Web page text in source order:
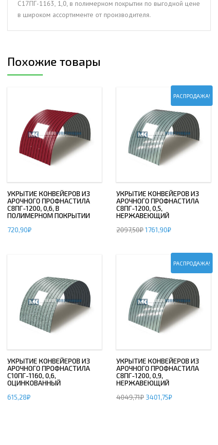
покрытии
С17ПГ-1163, 1,0, в полимерном покрытии по выгодной цене
в широком ассортименте от производителя.
Похожие товары
УКРЫТИЕ КОНВЕЙЕРОВ ИЗ
АРОЧНОГО ПРОФНАСТИЛА
С8ПГ-1200, 0,6, В
ПОЛИМЕРНОМ ПОКРЫТИИ
720,90₽
РАСПРОДАЖА!
УКРЫТИЕ КОНВЕЙЕРОВ ИЗ
АРОЧНОГО ПРОФНАСТИЛА
С8ПГ-1200, 0,5,
НЕРЖАВЕЮЩИЙ
2097,50₽1761,90₽
УКРЫТИЕ КОНВЕЙЕРОВ ИЗ
АРОЧНОГО ПРОФНАСТИЛА
С10ПГ-1160, 0,6,
ОЦИНКОВАННЫЙ
615,28₽
РАСПРОДАЖА!
УКРЫТИЕ КОНВЕЙЕРОВ ИЗ
АРОЧНОГО ПРОФНАСТИЛА
С8ПГ-1200, 0,9,
НЕРЖАВЕЮЩИЙ
4049,71₽ 3401,75₽